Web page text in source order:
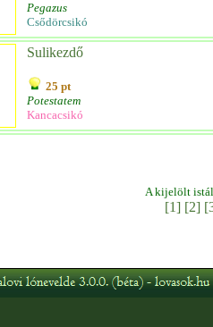
Pegazus
Csődörcsikó
Sulikezdő
25 pt
Potestatem
Kancacsikó
A kijelölt
[1] [2]